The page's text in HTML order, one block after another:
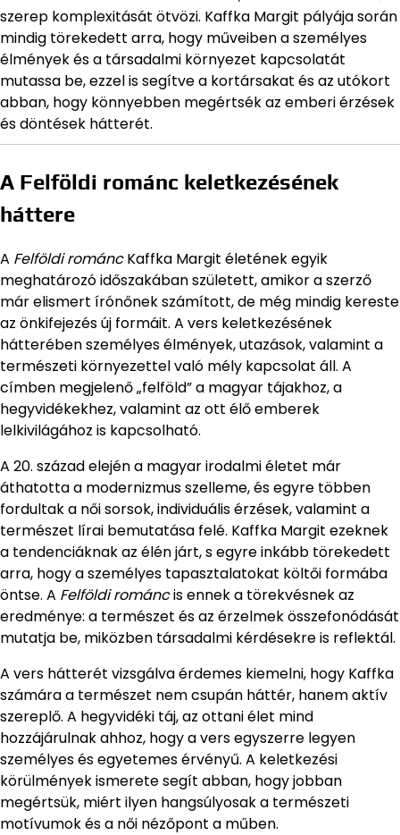
szerep komplexitását ötvözi. Kaffka Margit pályája során
mindig törekedett arra, hogy műveiben a személyes
élmények és a társadalmi környezet kapcsolatát
mutassa be, ezzel is segítve a kortársakat és az utókort
abban, hogy könnyebben megértsék az emberi érzések
és döntések hátterét.
A Felföldi románc keletkezésének
háttere
A Felföldi románcKaffka Margit életének egyik
meghatározó időszakában született, amikor a szerző
már elismert írónőnek számított, de még mindig kereste
az önkifejezés új formáit. A vers keletkezésének
hátterében személyes élmények, utazások, valamint a
természeti környezettel való mély kapcsolat áll. A
címben megjelenő „felföld” a magyar tájakhoz, a
hegyvidékekhez, valamint az ott élő emberek
lelkivilágához is kapcsolható.
A 20. század elején a magyar irodalmi életet már
áthatotta a modernizmus szelleme, és egyre többen
fordultak a női sorsok, individuális érzések, valamint a
természet lírai bemutatása felé. Kaffka Margit ezeknek
a tendenciáknak az élén járt, s egyre inkább törekedett
arra, hogy a személyes tapasztalatokat költői formába
öntse. A Felföldi románcis ennek a törekvésnek az
eredménye: a természet és az érzelmek összefonódását
mutatja be, miközben társadalmi kérdésekre is reflektál.
A vers hátterét vizsgálva érdemes kiemelni, hogy Kaffka
számára a természet nem csupán háttér, hanem aktív
szereplő. A hegyvidéki táj, az ottani élet mind
hozzájárulnak ahhoz, hogy a vers egyszerre legyen
személyes és egyetemes érvényű. A keletkezési
körülmények ismerete segít abban, hogy jobban
megértsük, miért ilyen hangsúlyosak a természeti
motívumok és a női nézőpont a műben.